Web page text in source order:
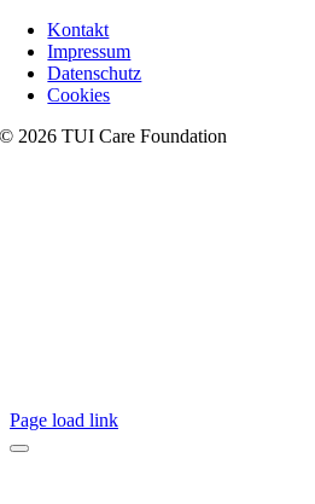
Kontakt
Impressum
Datenschutz
Cookies
© 2026 TUI Care Foundation
Page load link